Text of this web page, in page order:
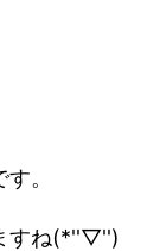
。
すね(*''▽'')